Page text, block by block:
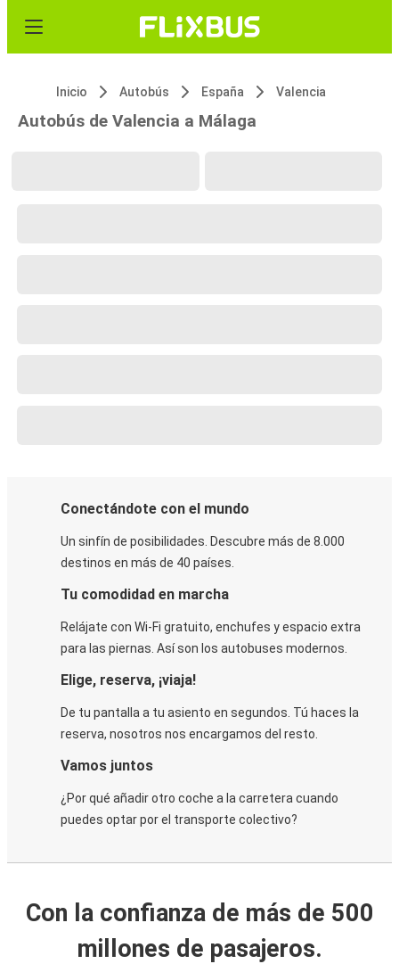
Inicio Autobús España Valencia
Autobús de Valencia a Málaga
Conectándote con el mundo
Un sinfín de posibilidades. Descubre más de 8.000
destinos en más de 40 países.
Tu comodidad en marcha
Relájate con Wi-Fi gratuito, enchufes y espacio extra
para las piernas. Así son los autobuses modernos.
Elige, reserva, ¡viaja!
De tu pantalla a tu asiento en segundos. Tú haces la
reserva, nosotros nos encargamos del resto.
Vamos juntos
¿Por qué añadir otro coche a la carretera cuando
puedes optar por el transporte colectivo?
Con la confianza de más de 500
millones de pasajeros.